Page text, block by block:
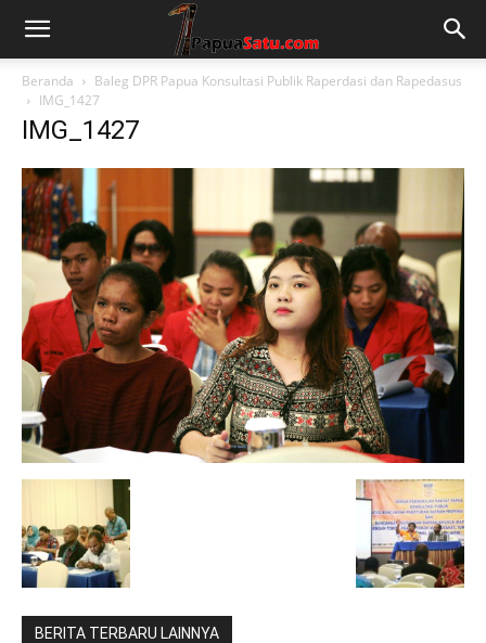
Beranda
Baleg DPR Papua Konsultasi Publik Raperdasi dan Rapedasus
IMG_1427
IMG_1427
BERITA TERBARU LAINNYA